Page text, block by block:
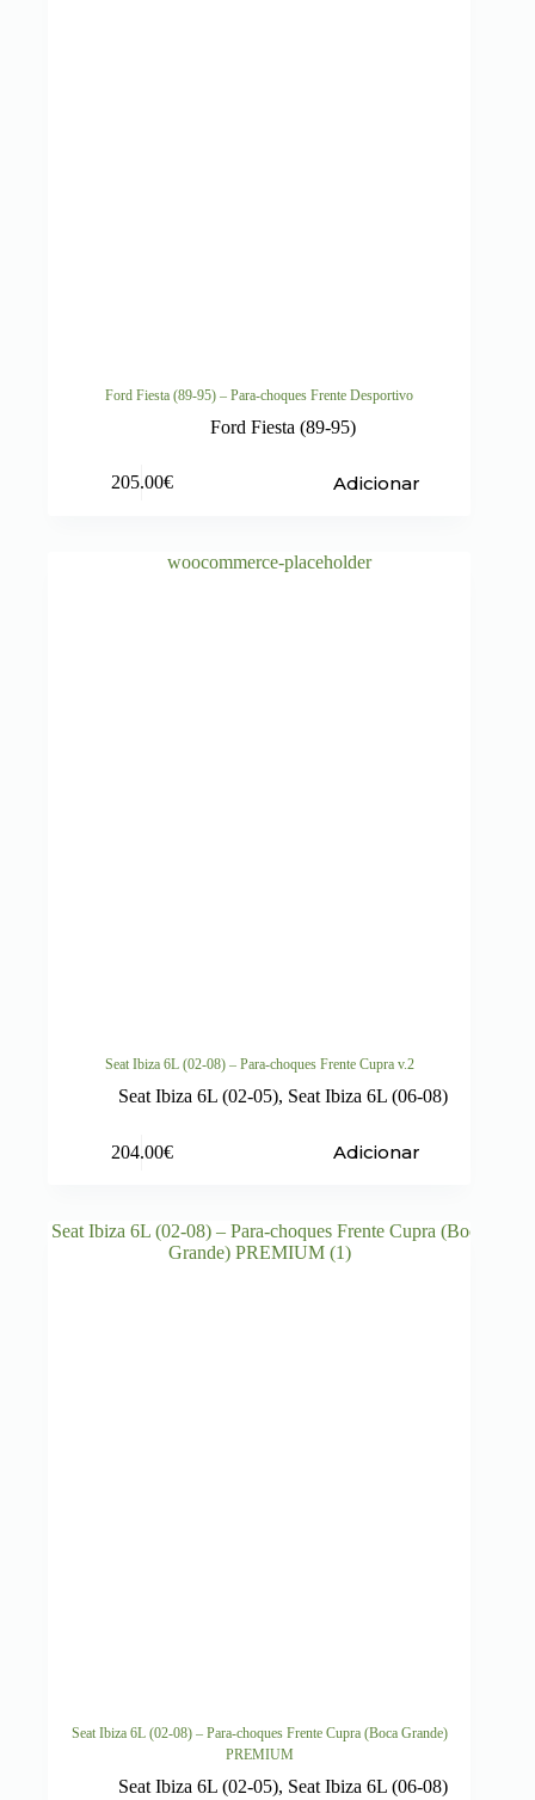
Ford Fiesta (89-95) – Para-choques Frente Desportivo
Ford Fiesta (89-95)
205.00€ Adicionar
Seat Ibiza 6L (02-08) – Para-choques Frente Cupra v.2
Seat Ibiza 6L (02-05), Seat Ibiza 6L (06-08)
204.00€ Adicionar
Seat Ibiza 6L (02-08) – Para-choques Frente Cupra (Boca Grande)
PREMIUM
Seat Ibiza 6L (02-05), Seat Ibiza 6L (06-08)